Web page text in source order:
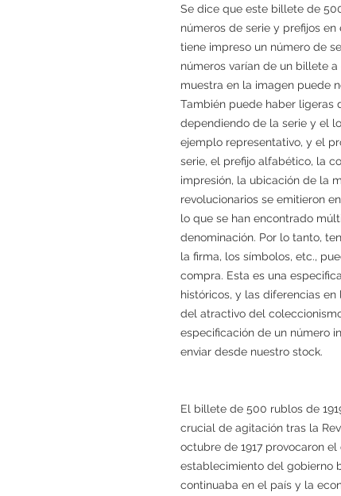
Se dice que este billete de
números de serie y prefijos
tiene impreso un número de
números varían de un billete
muestra en la imagen puede
También puede haber ligeras
dependiendo de la serie y el
ejemplo representativo, y el
serie, el prefijo alfabético, la
impresión, la ubicación de la
revolucionarios se emitieron
lo que se han encontrado
denominación. Por lo tanto,
la firma, los símbolos, etc.,
compra. Esta es una
históricos, y las diferencias
del atractivo del
especificación de un número
enviar desde nuestro stock.
El billete de 500 rublos de
crucial de agitación tras la
octubre de 1917 provocaron
establecimiento del gobierno
continuaba en el país y la